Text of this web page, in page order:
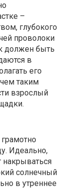
–
глубокого
проволоки
должен быть
в
его
таким
взрослый
Идеально,
солнечный
в утреннее